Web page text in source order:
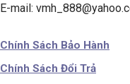
E-mail:
Chính Sách Bảo Hành
Chính Sách Đổi Trả